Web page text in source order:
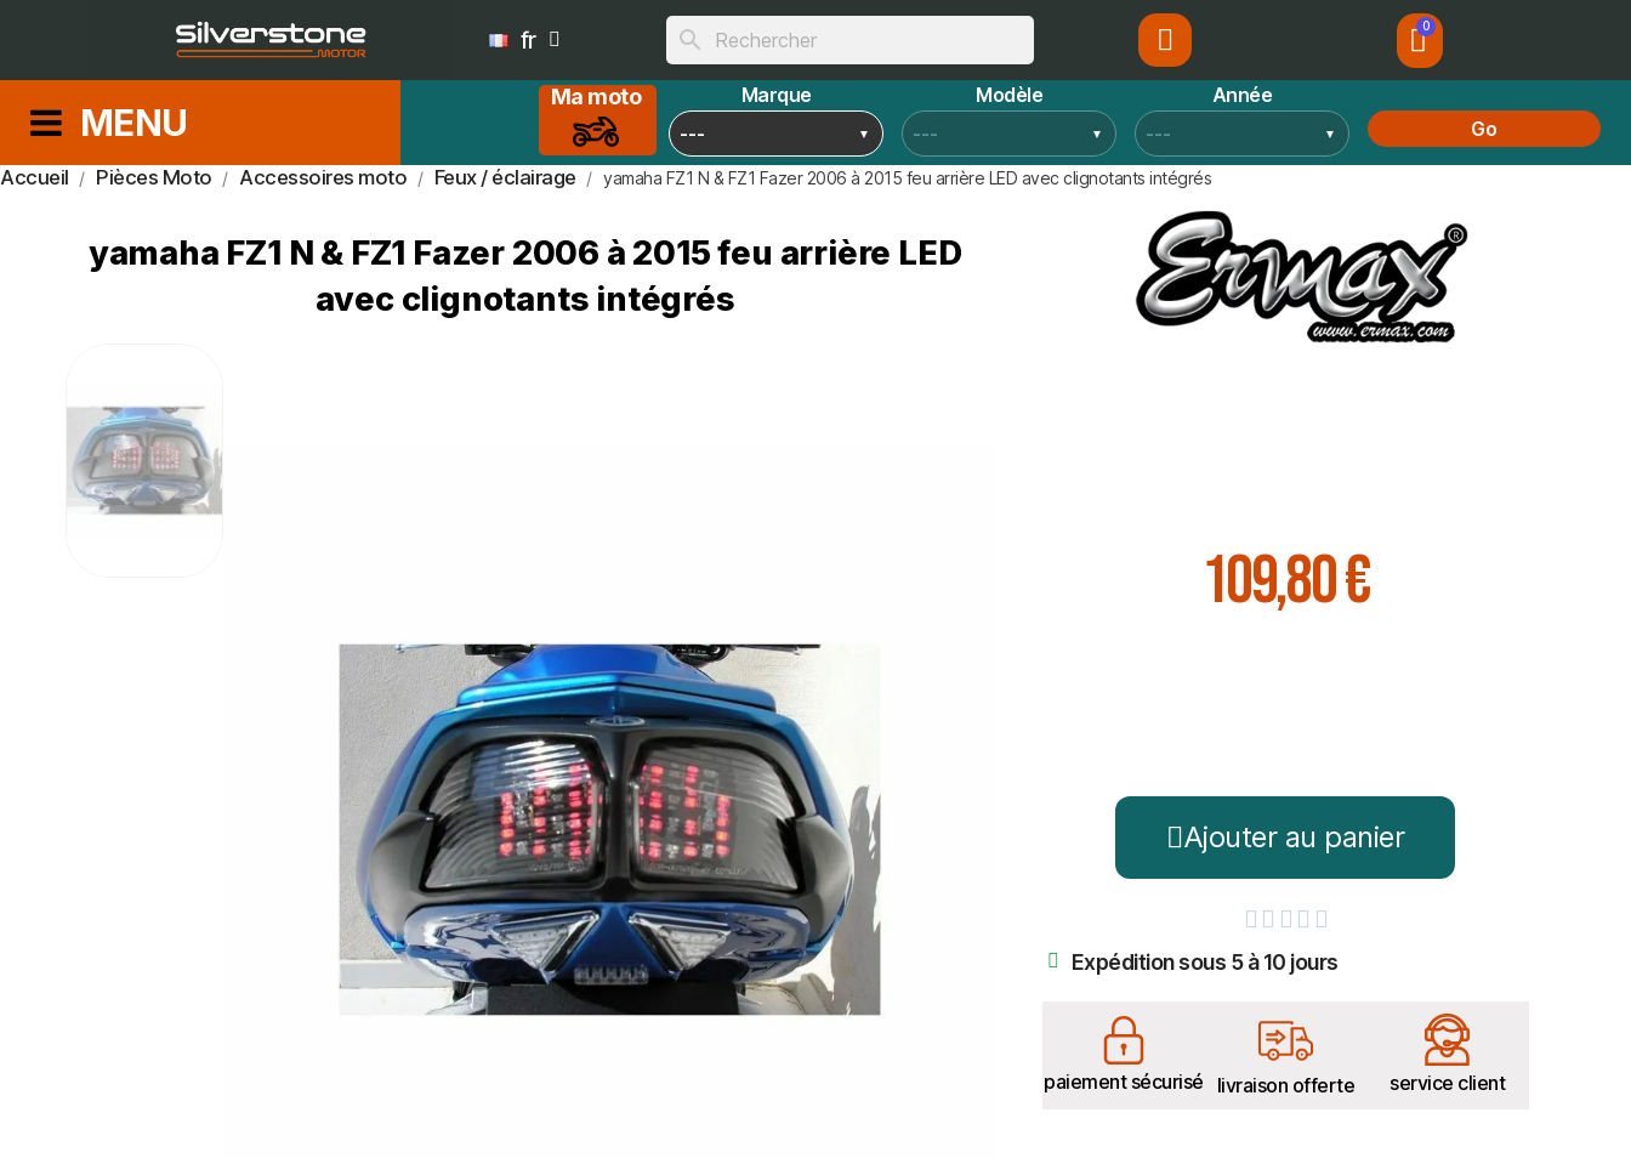
fr search
MENU
Ma moto Marque Modèle
Année
Go
Accueil Pièces Moto Accessoires moto Feux / éclairage yamaha FZ1 N & FZ1 Fazer 2006 à 2015 feu arrière LED avec clignotants intégrés
yamaha FZ1 N & FZ1 Fazer 2006 à 2015 feu arrière LED
avec clignotants intégrés
109,80 €
Ajouter au panier
    
Expédition sous 5 à 10 jours
paiement sécurisé livraison offerte service client